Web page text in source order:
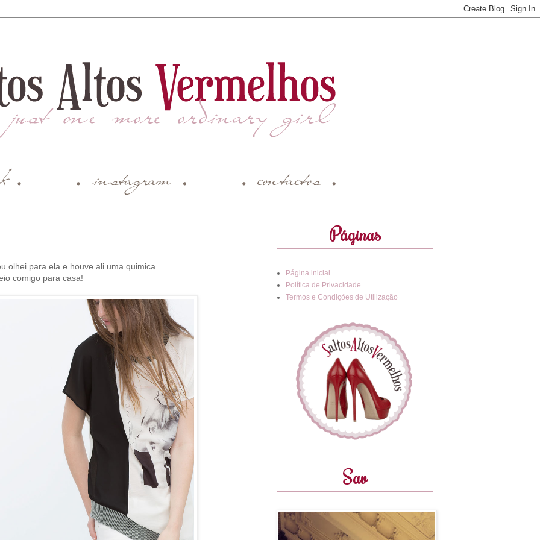
olhei para ela e houve ali uma quimica.
comigo para casa!
Páginas
Página inicial
Política de Privacidade
Termos e Condições de Utilização
Sav